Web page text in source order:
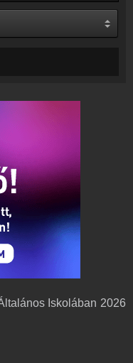
Iskolában 2026